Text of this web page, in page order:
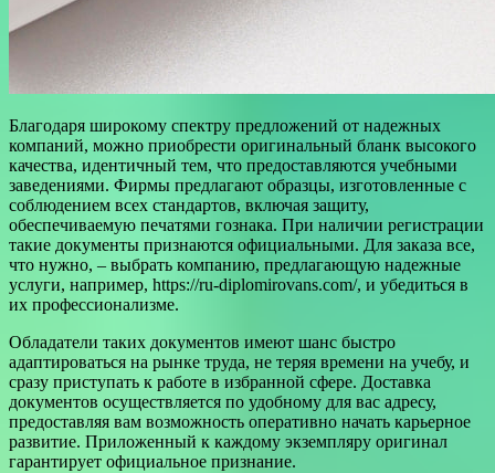
Благодаря широкому спектру предложений от надежных
компаний, можно приобрести оригинальный бланк высокого
качества, идентичный тем, что предоставляются учебными
заведениями. Фирмы предлагают образцы, изготовленные с
соблюдением всех стандартов, включая защиту,
обеспечиваемую печатями гознака. При наличии регистрации
такие документы признаются официальными. Для заказа все,
что нужно, – выбрать компанию, предлагающую надежные
услуги, например, https://ru-diplomirovans.com/, и убедиться в
их профессионализме.
Обладатели таких документов имеют шанс быстро
адаптироваться на рынке труда, не теряя времени на учебу, и
сразу приступать к работе в избранной сфере. Доставка
документов осуществляется по удобному для вас адресу,
предоставляя вам возможность оперативно начать карьерное
развитие. Приложенный к каждому экземпляру оригинал
гарантирует официальное признание.